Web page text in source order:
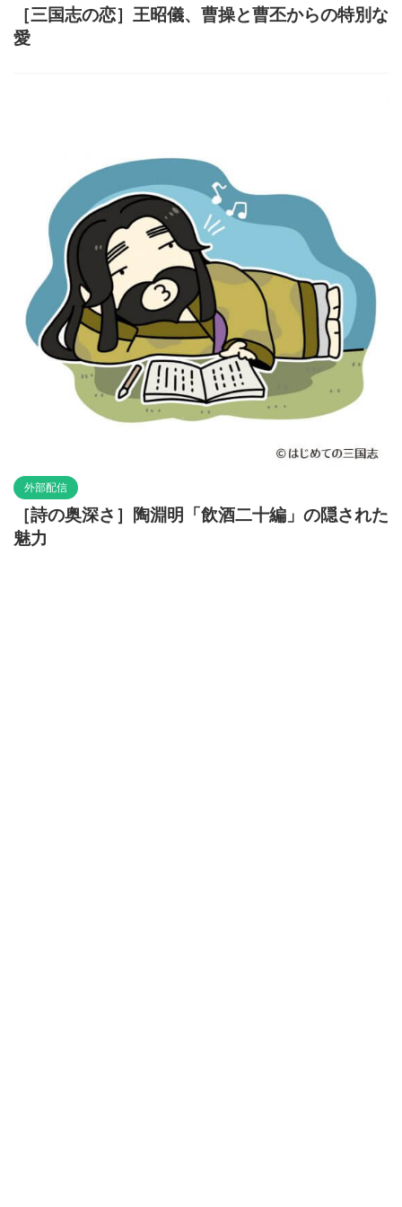
［三国志の恋］王昭儀、曹操と曹丕からの特別な
愛
外部配信
［詩の奥深さ］陶淵明「飲酒二十編」の隠された
魅力